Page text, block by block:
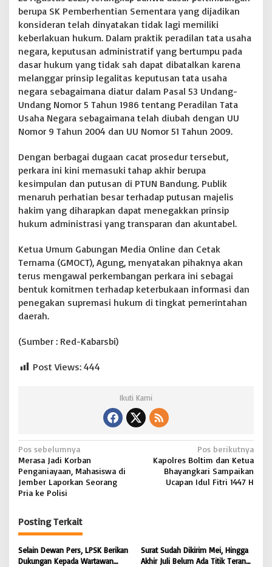
berupa SK Pemberhentian Sementara yang dijadikan
konsideran telah dinyatakan tidak lagi memiliki
keberlakuan hukum. Dalam praktik peradilan tata usaha
negara, keputusan administratif yang bertumpu pada
dasar hukum yang tidak sah dapat dibatalkan karena
melanggar prinsip legalitas keputusan tata usaha
negara sebagaimana diatur dalam Pasal 53 Undang-
Undang Nomor 5 Tahun 1986 tentang Peradilan Tata
Usaha Negara sebagaimana telah diubah dengan UU
Nomor 9 Tahun 2004 dan UU Nomor 51 Tahun 2009.
Dengan berbagai dugaan cacat prosedur tersebut,
perkara ini kini memasuki tahap akhir berupa
kesimpulan dan putusan di PTUN Bandung. Publik
menaruh perhatian besar terhadap putusan majelis
hakim yang diharapkan dapat menegakkan prinsip
hukum administrasi yang transparan dan akuntabel.
Ketua Umum Gabungan Media Online dan Cetak
Ternama (GMOCT), Agung, menyatakan pihaknya akan
terus mengawal perkembangan perkara ini sebagai
bentuk komitmen terhadap keterbukaan informasi dan
penegakan supremasi hukum di tingkat pemerintahan
daerah.
(Sumber : Red-Kabarsbi)
Post Views: 444
Ikuti Kami
N
a
v
g
a
s
Pos sebelumnya
Merasa Jadi Korban
Penganiayaan, Mahasiswa di
Jember Laporkan Seorang
Pria ke Polisi
Pos berikutnya
Kapolres Boltim dan Ketua
Bhayangkari Sampaikan
Ucapan Idul Fitri 1447 H
Posting Terkait
Selain Dewan Pers, LPSK Berikan
Dukungan Kepada Wartawan
Surat Sudah Dikirim Mei, Hingga
Akhir Juli Belum Ada Titik Terang: